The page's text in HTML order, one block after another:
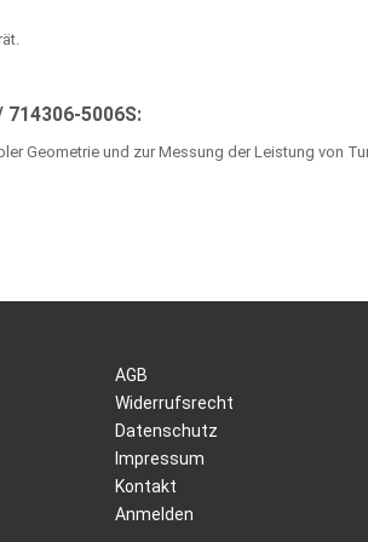
5006S:
Geometrie und zur Messung der Leistung von
AGB
Widerrufsrecht
Datenschutz
Impressum
Kontakt
Anmelden